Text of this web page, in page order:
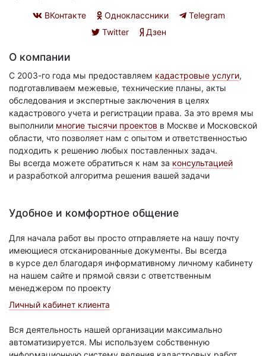
ВКонтакте Одноклассники
Telegram
Twitter
Дзен
О компании
С 2003-го года мы предоставляем кадастровые услуги,
подготавливаем межевые, технические планы, акты
обследования и экспертные заключения в целях
кадастрового учета и регистрации права. За это время мы
выполнили многие тысячи проектов в Москве и Московской
области, что позволяет нам с опытом и ответственностью
подходить к решению любых поставленных задач.
Вы всегда можете обратиться к нам за консультацией
и разработкой алгоритма решения вашей задачи
Удобное и комфортное общение
Для начала работ вы просто отправляете на нашу почту
имеющиеся отсканированные документы. Вы всегда
в курсе дел благодаря информативному личному кабинету
на нашем сайте и прямой связи с ответственным
менеджером по проекту
Личный кабинет клиента
Вся деятельность нашей организации максимально
автоматизируется. Мы используем собственную